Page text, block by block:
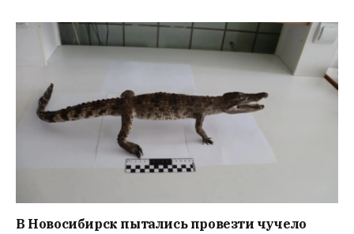
В Новосибирск пытались провезти чучело